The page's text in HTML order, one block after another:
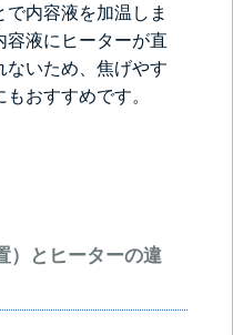
で内容液を加温しま
容液にヒーターが直
ないため、焦げやす
もおすすめです。
）とヒーターの違